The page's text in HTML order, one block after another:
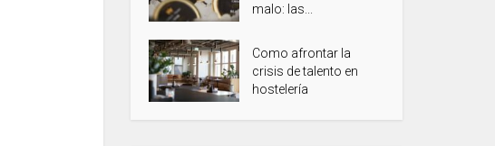
malo: las...
Como afrontar la
crisis de talento en
hostelería